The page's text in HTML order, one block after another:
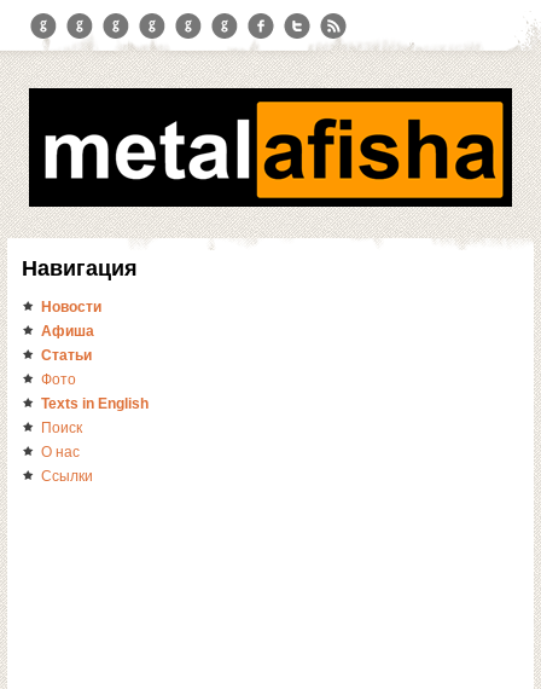
Навигация
Новости
Афиша
Статьи
Фото
Texts in English
Поиск
О нас
Ссылки